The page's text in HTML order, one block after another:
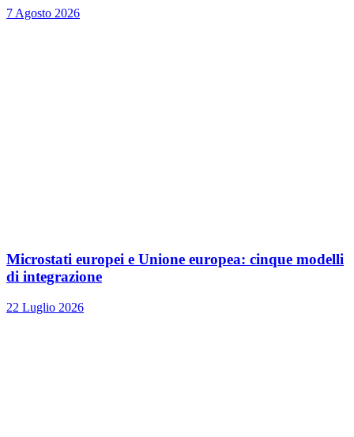
7 Agosto 2026
Microstati europei e Unione europea: cinque modelli
di integrazione
22 Luglio 2026